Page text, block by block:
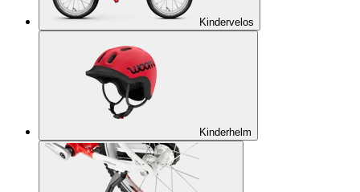
Kindervelos
Kinderhelm